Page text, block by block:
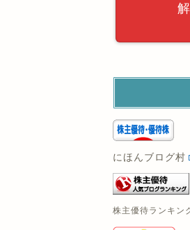
にほんブログ村
株主優待ランキン